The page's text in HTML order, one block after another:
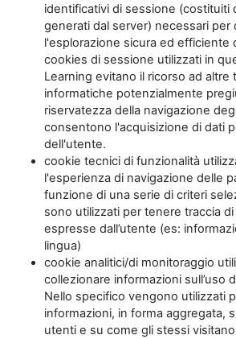
identificativi di sessione (costituiti
generati dal server) necessari per
l'esplorazione sicura ed efficiente
cookies di sessione utilizzati in
Learning evitano il ricorso ad altre
informatiche potenzialmente
riservatezza della navigazione
consentono l'acquisizione di dati
dell'utente.
cookie tecnici di funzionalità
l'esperienza di navigazione delle
funzione di una serie di criteri
sono utilizzati per tenere traccia
espresse dall’utente (es:
lingua)
cookie analitici/di monitoraggio
collezionare informazioni sull’uso
Nello specifico vengono utilizzati
informazioni, in forma aggregata,
utenti e su come gli stessi